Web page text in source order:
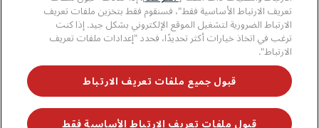
لا تفوّت فرصة الحصول على أفضل عروضنا
تعريف الارتباط الأساسية فقط"، فسنقوم فقط بتخزين ملفات تعريف
الارتباط الضرورية لتشغيل الموقع الإلكتروني بشكل جيد. إذا كنت
ترغب في اتخاذ خيارات أكثر تحديدًا، فحدد "إعدادات ملفات تعريف
الارتباط".
قبول جميع ملفات تعريف الارتباط
قبول ملفات تعريف الارتباط الأساسية فقط